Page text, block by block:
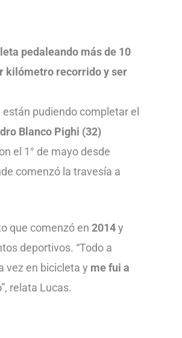
pedaleando más de 10
kilómetro recorrido y ser
pudiendo completar el
Blanco Pighi (32)
el 1° de mayo desde
comenzó la travesía a
que comenzó en2014y
deportivos. “Todo a
vez en bicicleta y me fui a
relata Lucas.